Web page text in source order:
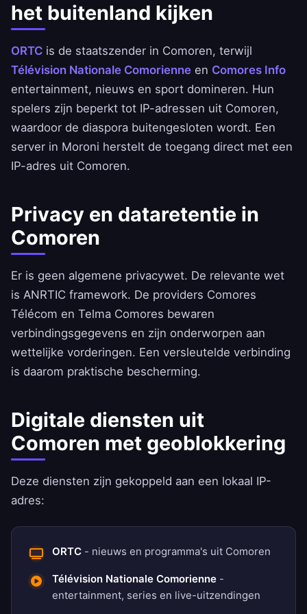
het buitenland kijken
ORTC is de staatszender in Comoren, terwijl
Télévision Nationale Comorienne en Comores Info
entertainment, nieuws en sport domineren. Hun
spelers zijn beperkt tot IP-adressen uit Comoren,
waardoor de diaspora buitengesloten wordt. Een
server in Moroni herstelt de toegang direct met een
IP-adres uit Comoren.
Privacy en dataretentie in
Comoren
Er is geen algemene privacywet. De relevante wet
is ANRTIC framework. De providers Comores
Télécom en Telma Comores bewaren
verbindingsgegevens en zijn onderworpen aan
wettelijke vorderingen. Een versleutelde verbinding
is daarom praktische bescherming.
Digitale diensten uit
Comoren met geoblokkering
Deze diensten zijn gekoppeld aan een lokaal IP-
adres:
ORTC - nieuws en programma's uit Comoren
Télévision Nationale Comorienne -
entertainment, series en live-uitzendingen